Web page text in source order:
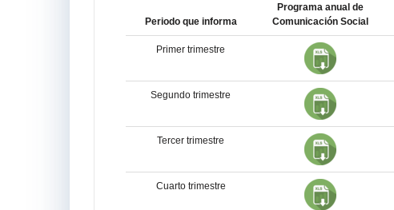
Periodo que informa
Programa anual de
Comunicación Social
Primer trimestre
Segundo trimestre
Tercer trimestre
Cuarto trimestre